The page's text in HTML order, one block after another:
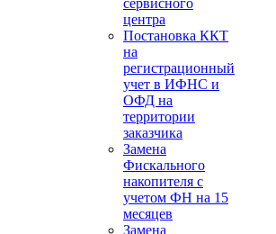
сервисного
центра
Постановка ККТ
на
регистрационный
учет в ИФНС и
ОФД на
территории
заказчика
Замена
Фискального
накопителя с
учетом ФН на 15
месяцев
Замена